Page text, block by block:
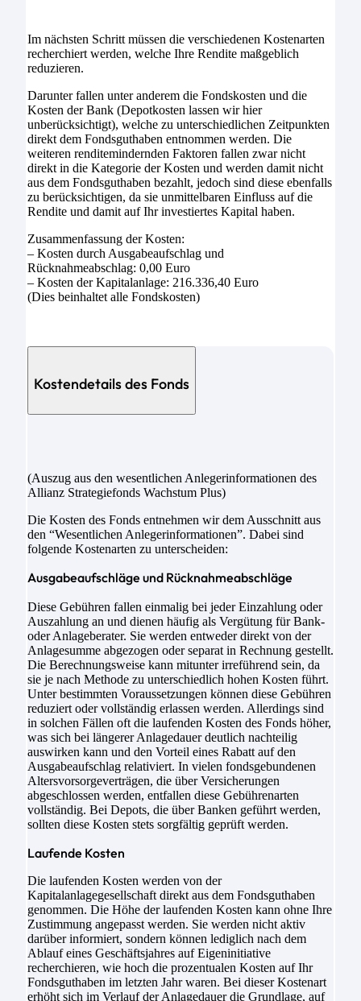
Im nächsten Schritt müssen die verschiedenen Kostenarten
recherchiert werden, welche Ihre Rendite maßgeblich
reduzieren.
Darunter fallen unter anderem die Fondskosten und die
Kosten der Bank (Depotkosten lassen wir hier
unberücksichtigt), welche zu unterschiedlichen Zeitpunkten
direkt dem Fondsguthaben entnommen werden. Die
weiteren renditemindernden Faktoren fallen zwar nicht
direkt in die Kategorie der Kosten und werden damit nicht
aus dem Fondsguthaben bezahlt, jedoch sind diese ebenfalls
zu berücksichtigen, da sie unmittelbaren Einfluss auf die
Rendite und damit auf Ihr investiertes Kapital haben.
Zusammenfassung der Kosten:
– Kosten durch Ausgabeaufschlag und
Rücknahmeabschlag: 0,00 Euro
– Kosten der Kapitalanlage: 216.336,40 Euro
(Dies beinhaltet alle Fondskosten)
Kostendetails des Fonds
(Auszug aus den wesentlichen Anlegerinformationen des
Allianz Strategiefonds Wachstum Plus)
Die Kosten des Fonds entnehmen wir dem Ausschnitt aus
den “Wesentlichen Anlegerinformationen”. Dabei sind
folgende Kostenarten zu unterscheiden:
Ausgabeaufschläge und Rücknahmeabschläge
Diese Gebühren fallen einmalig bei jeder Einzahlung oder
Auszahlung an und dienen häufig als Vergütung für Bank-
oder Anlageberater. Sie werden entweder direkt von der
Anlagesumme abgezogen oder separat in Rechnung gestellt.
Die Berechnungsweise kann mitunter irreführend sein, da
sie je nach Methode zu unterschiedlich hohen Kosten führt.
Unter bestimmten Voraussetzungen können diese Gebühren
reduziert oder vollständig erlassen werden. Allerdings sind
in solchen Fällen oft die laufenden Kosten des Fonds höher,
was sich bei längerer Anlagedauer deutlich nachteilig
auswirken kann und den Vorteil eines Rabatt auf den
Ausgabeaufschlag relativiert. In vielen fondsgebundenen
Altersvorsorgeverträgen, die über Versicherungen
abgeschlossen werden, entfallen diese Gebührenarten
vollständig. Bei Depots, die über Banken geführt werden,
sollten diese Kosten stets sorgfältig geprüft werden.
Laufende Kosten
Die laufenden Kosten werden von der
Kapitalanlagegesellschaft direkt aus dem Fondsguthaben
genommen. Die Höhe der laufenden Kosten kann ohne Ihre
Zustimmung angepasst werden. Sie werden nicht aktiv
darüber informiert, sondern können lediglich nach dem
Ablauf eines Geschäftsjahres auf Eigeninitiative
recherchieren, wie hoch die prozentualen Kosten auf Ihr
Fondsguthaben im letzten Jahr waren. Bei dieser Kostenart
erhöht sich im Verlauf der Anlagedauer die Grundlage, auf